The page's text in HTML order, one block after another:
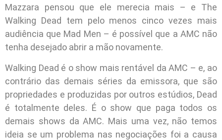
Mazzara pensou que ele merecia mais – e The
Walking Dead tem pelo menos cinco vezes mais
audiência que Mad Men – é possível que a AMC não
tenha desejado abrir a mão novamente.
Walking Dead é o show mais rentável da AMC – e, ao
contrário das demais séries da emissora, que são
propriedades e produzidas por outros estúdios, Dead
é totalmente deles. É o show que paga todos os
demais shows da AMC. Mais uma vez, não temos
ideia se um problema nas negociações foi a causa